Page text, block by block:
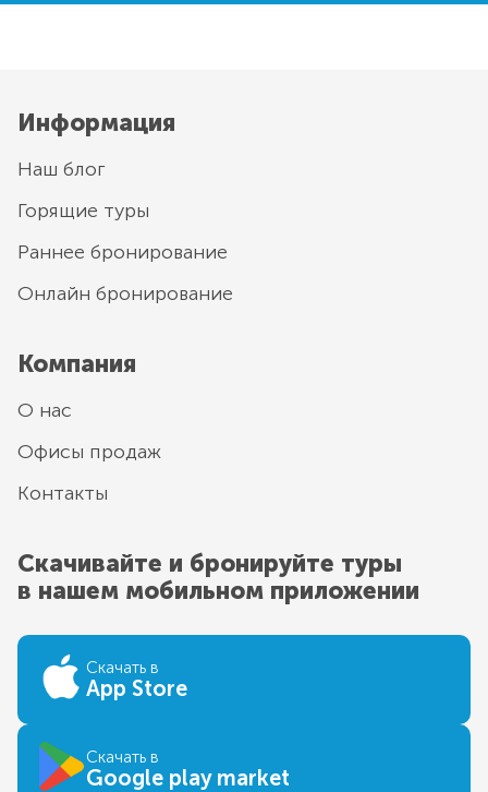
Информация
Наш блог
Горящие туры
Раннее бронирование
Онлайн бронирование
Компания
О нас
Офисы продаж
Контакты
Скачивайте и бронируйте туры
в нашем мобильном приложении
Скачать в
App Store
Скачать в
Google play market